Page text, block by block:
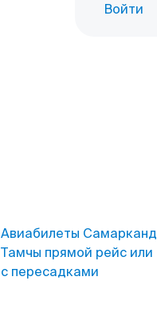
Войти
Авиабилеты Самарканд
Тамчы прямой рейс или
с пересадками